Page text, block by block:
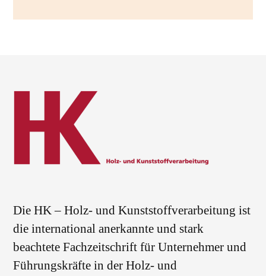
Die HK – Holz- und Kunststoffverarbeitung ist
die international anerkannte und stark
beachtete Fachzeitschrift für Unternehmer und
Führungskräfte in der Holz- und